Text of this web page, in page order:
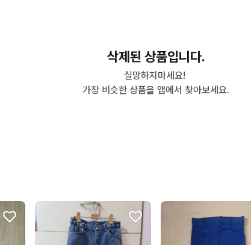
삭제된 상품입니다.
실망하지마세요!
가장 비슷한 상품을 앱에서 찾아보세요.